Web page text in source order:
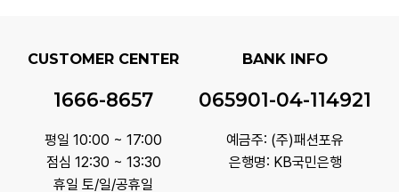
CUSTOMER CENTER
1666-8657
평일 10:00 ~ 17:00
점심 12:30 ~ 13:30
휴일 토/일/공휴일
BANK INFO
065901-04-114921
예금주: (주)패션포유
은행명: KB국민은행